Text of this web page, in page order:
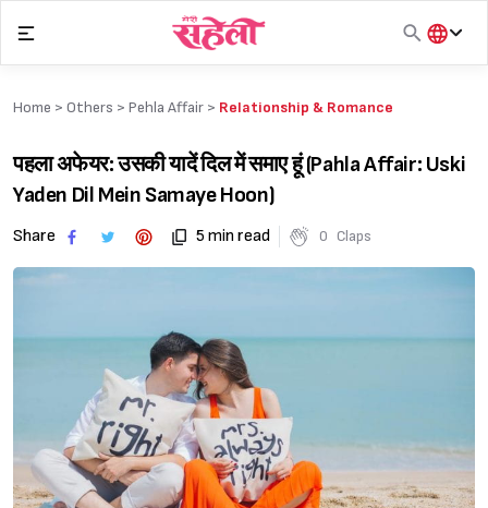
content
हिंदी
Home > Others > Pehla Affair > Relationship & Romance
पहला अफेयर: उसकी यादें दिल में समाए हूं (Pahla Affair: Uski
Yaden Dil Mein Samaye Hoon)
Share 5 min read 0 Claps